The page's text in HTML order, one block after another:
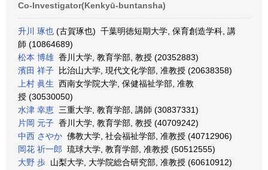
Co-Investigator(Kenkyū-buntansha)
升川 琢也 (古賀琢也) 千葉明徳短期大学, 保育創造学科, 講
師 (10864689)
松本 博雄 香川大学, 教育学部, 教授 (20352883)
濱田 祥子 比治山大学, 現代文化学部, 准教授 (20638358)
上村 眞生 西南女学院大学, 保健福祉学部, 准教
授 (30530050)
水津 幸恵 三重大学, 教育学部, 講師 (30837331)
片岡 元子 香川大学, 教育学部, 教授 (40709242)
中西 さやか 佛教大学, 社会福祉学部, 准教授 (40712906)
岡花 祈一郎 琉球大学, 教育学部, 准教授 (50512555)
大野 歩 山梨大学, 大学院総合研究部, 准教授 (60610912)